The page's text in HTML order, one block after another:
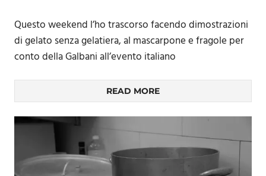
Questo weekend l’ho trascorso facendo dimostrazioni
di gelato senza gelatiera, al mascarpone e fragole per
conto della Galbani all’evento italiano
READ MORE